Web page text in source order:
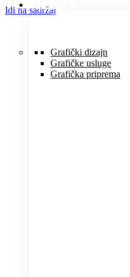
Idi na sadržajUSLUGE
Grafički dizajn
Grafičke usluge
Grafička priprema